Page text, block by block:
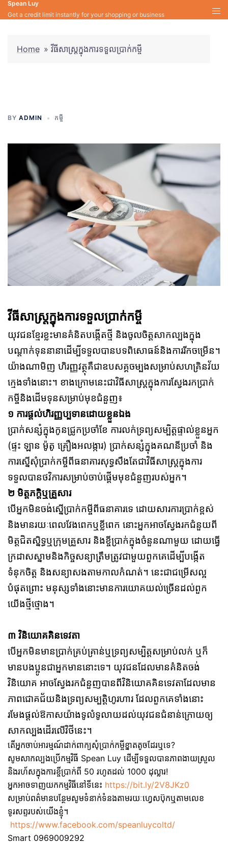
Skip
to
Spean Luy
Get a credit limit instantly for your shopping or business
Home » វីធីសាស្រ្តក្នុងការទទួលប្រាក់កម្ចី
BY ADMIN កម្ចី
វីធីសាស្រ្តក្នុងការទទួលប្រាក់កម្ចី
យុវជនខ្មែរខ្លះមានគំនិតបង្កើតថ្មី និងចូលចិត្តសាកល្បងក្នុង
បណ្ដាក់ទុននានាដើម្បីទទួលបានបទពិសោធន៍និងការរីកចម្រើន។
យ៉ាងណាមិញ ហិរញ្ញវត្ថុគឺជាឧបសគ្គចម្បងសម្រាប់សហគ្រិនវ័យ
ក្មេងទាំងនោះ។ ខាងក្រោមនេះជាវិធីសាស្រ្តក្នុងការស្វែងរកប្រាក់
កម្ចីនិងដើមទុនសម្រាប់មុខជំនួញ៖
១ ការផ្តល់ហិរញ្ញប្បទានដោយខ្លួនឯង
ប្រាក់សន្សំក្នុងកូនជ្រូកប្រចាំខែ ការលក់ទ្រព្យសម្បិត្តផ្ទាល់ខ្លួនអ្នក
(ផ្ទះ ឡាន ម៉ូតូ គ្រឿងអលង្ការ) ប្រាក់សន្សំក្នុងគណនីប្រចាំ និង
ការស្នើសុំប្រាក់កម្ចីពីធនាគារសុទ្ធសឹងតែជាវិធីសាស្រ្តក្នុងការ
ទទួលបានថវិការសម្រាប់ចាប់ផ្ដើមមុខជំនួញរបស់អ្នក។
២ មិត្តភក្តិឬគ្រួសារ
បើអ្នកមិនចង់ស្នើប្រាក់កម្ចីពីធនាគារទេ ដោយសារការប្រាក់ខ្ពស់
និងមានរយៈពេលវែងពេកឬខ្លីពេក នោះអ្នកអាចស្វែងរកជំនួយពី
មិត្តជិតស្និទ្ធឬក្រុមគ្រួសារ និងខ្ចីប្រាក់ក្នុងចំនួនណាមួយ ដោយធ្វើ
ក្រដាសស្នាមនិងកិច្ចសន្យាត្រឹមត្រូវជាមួយពួកគេដើម្បីបង្កើត
ទំនុកចិត្ត និងសន្យាសងតាមកាលកំណត់។ នេះជាជម្រើសល្អ
បំផុតព្រោះ មនុស្សទាំងនោះមានការយោគយល់ច្រើនដល់ពួក
យើងថ្មីថ្មោង។
៣ វិនិយោគគិនទេវតា
បើអ្នកមិនមានប្រាក់គ្រប់គ្រាន់ឬទ្រព្យសម្បិត្តសម្រាប់លក់ ឬក៏
មានបងប្អូនជាអ្នកមាននោះទេ។ យុវជនដែលមានគំនិតចង់
វិនិយោគ អាចស្វែងរកជំនួញបានពីវិនិយោគគិនទេវតាដែលមាន
ភាពជោគជ័យនិងទ្រព្យសម្បត្តិហូរហារ ដែលពួកគេទាំងនោះ
រមែងផ្ដល់ឱកាសយ៉ាងទូលំទូលាយដល់យុវជនជំនាន់ក្រោយឲ្យ
សាកល្បងដើរលើវិថីនេះ។
តើអ្នកចាប់អារម្មណ៍ដាក់ពាក្យសុំប្រាក់កម្ចីខ្នាតតូចដែរឬទេ?
សូមសាកល្បងប្រើកម្មវិធី Spean Luy ដើម្បីទទួលបានភាពងាយស្រួល
និងរហ័សក្នុងការខ្ចីប្រាក់ពី 50 រហូតដល់ 1000 ដុល្លារ!
អ្នកអាចទាញយកកម្មវិធីនៅទីនេះ https://bit.ly/2V8JKz0
សម្រាប់ពត៌មានបន្ថែមសូមទំនាក់ទំនងតាមរយៈហ្វេសប៊ុកឬតាមលេខ
ទូរសព្ទរបស់យើងខ្ញុំ។
https://www.facebook.com/speanluycoltd/
Smart 0969009292